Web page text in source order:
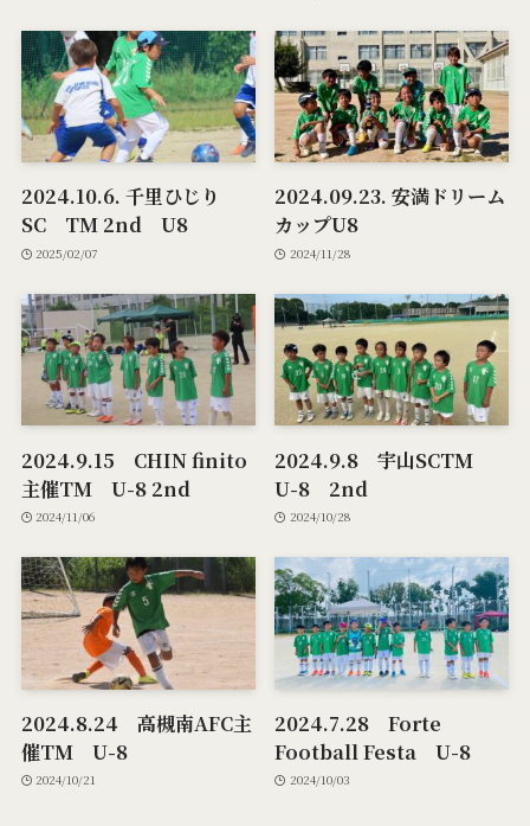
2024.10.6. 千里ひじり
SC TM 2nd U8
2025/02/07
2024.09.23. 安満ドリーム
カップU8
2024/11/28
2024.9.15 CHIN finito
主催TM U-8 2nd
2024/11/06
2024.9.8 宇山SCTM
U-8 2nd
2024/10/28
2024.8.24 高槻南AFC主
催TM U-8
2024/10/21
2024.7.28 Forte
Football Festa U-8
2024/10/03